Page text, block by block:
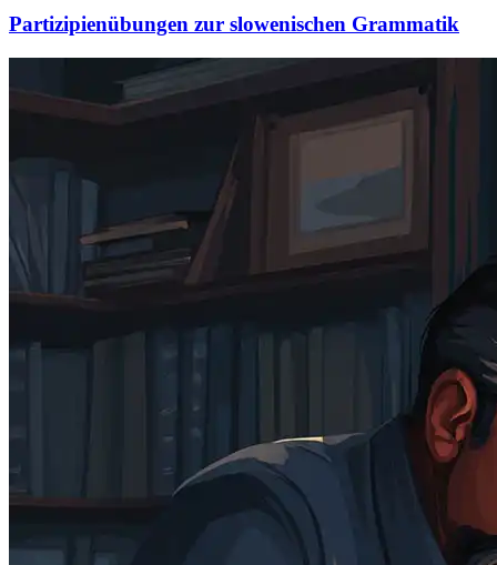
Partizipienübungen zur slowenischen Grammatik